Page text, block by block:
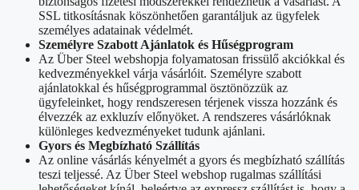
SSL titkosításnak köszönhetően garantáljuk az ügyfelek
személyes adatainak védelmét.
Személyre Szabott Ajánlatok és Hűségprogram
Az Über Steel webshopja folyamatosan frissülő akciókkal és
kedvezményekkel várja vásárlóit. Személyre szabott
ajánlatokkal és hűségprogrammal ösztönözzük az
ügyfeleinket, hogy rendszeresen térjenek vissza hozzánk és
élvezzék az exkluzív előnyöket. A rendszeres vásárlóknak
különleges kedvezményeket tudunk ajánlani.
Gyors és Megbízható Szállítás
Az online vásárlás kényelmét a gyors és megbízható szállítás
teszi teljessé. Az Über Steel webshop rugalmas szállítási